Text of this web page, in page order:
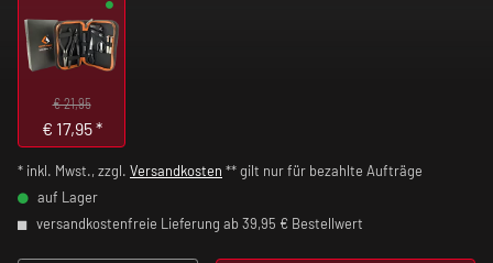
€ 21,95
€ 17,95*
* inkl. Mwst., zzgl. Versandkosten ** gilt nur für bezahlte Aufträge
auf Lager
versandkostenfreie Lieferung ab 39,95 € Bestellwert